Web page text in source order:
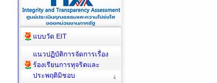
แบบวัด EIT
แนวปฏิบัติการจัดการเรื่อง
ร้องเรียนการทุจริตและ
ประพฤติมิชอบ